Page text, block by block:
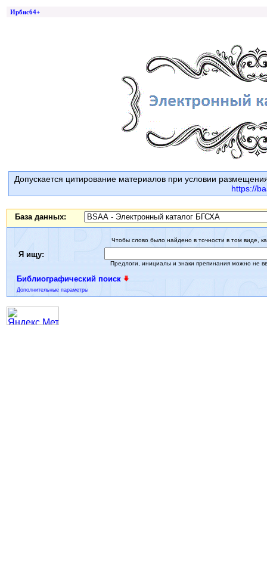
Ирбис64+
Допускается цитирование материалов при условии
https://
База данных:
Я ищу:
Чтобы слово было найдено в точности в том виде,
Предлоги, инициалы и знаки препинания можно не
Библиографический поиск
Дополнительные параметры